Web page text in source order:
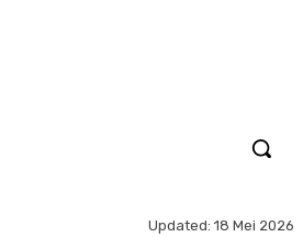
Updated: 18 Mei 2026